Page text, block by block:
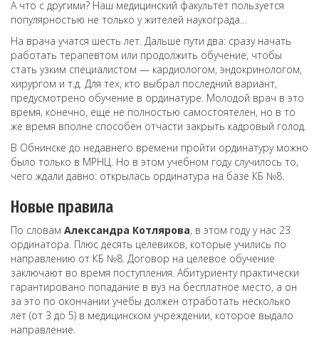
А что с другими? Наш медицинский факультет пользуется
популярностью не только у жителей наукограда…
На врача учатся шесть лет. Дальше пути два: сразу начать
работать терапевтом или продолжить обучение, чтобы
стать узким специалистом — кардиологом, эндокринологом,
хирургом и т.д. Для тех, кто выбрал последний вариант,
предусмотрено обучение в ординатуре. Молодой врач в это
время, конечно, еще не полностью самостоятелен, но в то
же время вполне способен отчасти закрыть кадровый голод.
В Обнинске до недавнего времени пройти ординатуру можно
было только в МРНЦ. Но в этом учебном году случилось то,
чего ждали давно: открылась ординатура на базе КБ №8.
Новые правила
По словам Александра Котлярова, в этом году у нас 23
ординатора. Плюс десять целевиков, которые учились по
направлению от КБ №8. Договор на целевое обучение
заключают во время поступления. Абитуриенту практически
гарантировано попадание в вуз на бесплатное место, а он
за это по окончании учебы должен отработать несколько
лет (от 3 до 5) в медицинском учреждении, которое выдало
направление.